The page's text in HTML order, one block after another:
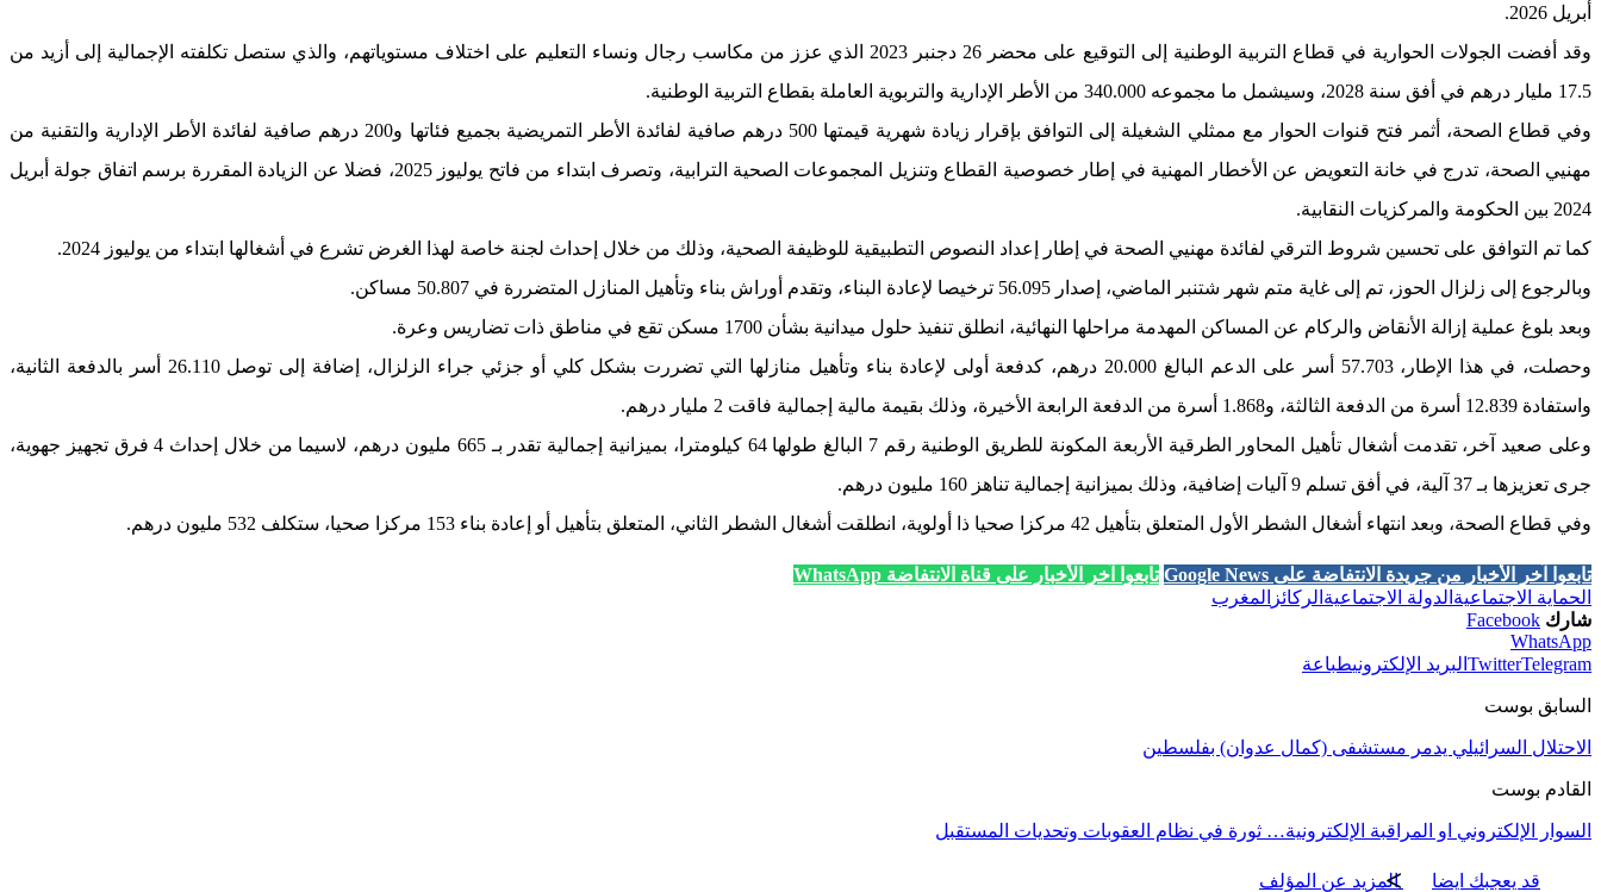
أبريل 2026.
وقد أفضت الجولات الحوارية في قطاع التربية الوطنية إلى التوقيع على محضر 26 دجنبر 2023 الذي عزز من مكاسب رجال ونساء التعليم على اختلاف مستوياتهم، والذي ستصل تكلفته الإجمالية إلى أزيد من
17.5 مليار درهم في أفق سنة 2028، وسيشمل ما مجموعه 340.000 من الأطر الإدارية والتربوية العاملة بقطاع التربية الوطنية.
وفي قطاع الصحة، أثمر فتح قنوات الحوار مع ممثلي الشغيلة إلى التوافق بإقرار زيادة شهرية قيمتها 500 درهم صافية لفائدة الأطر التمريضية بجميع فئاتها و200 درهم صافية لفائدة الأطر الإدارية والتقنية من
مهنيي الصحة، تدرج في خانة التعويض عن الأخطار المهنية في إطار خصوصية القطاع وتنزيل المجموعات الصحية الترابية، وتصرف ابتداء من فاتح يوليوز 2025، فضلا عن الزيادة المقررة برسم اتفاق جولة أبريل
2024 بين الحكومة والمركزيات النقابية.
كما تم التوافق على تحسين شروط الترقي لفائدة مهنيي الصحة في إطار إعداد النصوص التطبيقية للوظيفة الصحية، وذلك من خلال إحداث لجنة خاصة لهذا الغرض تشرع في أشغالها ابتداء من يوليوز 2024.
وبالرجوع إلى زلزال الحوز، تم إلى غاية متم شهر شتنبر الماضي، إصدار 56.095 ترخيصا لإعادة البناء، وتقدم أوراش بناء وتأهيل المنازل المتضررة في 50.807 مساكن.
وبعد بلوغ عملية إزالة الأنقاض والركام عن المساكن المهدمة مراحلها النهائية، انطلق تنفيذ حلول ميدانية بشأن 1700 مسكن تقع في مناطق ذات تضاريس وعرة.
وحصلت، في هذا الإطار، 57.703 أسر على الدعم البالغ 20.000 درهم، كدفعة أولى لإعادة بناء وتأهيل منازلها التي تضررت بشكل كلي أو جزئي جراء الزلزال، إضافة إلى توصل 26.110 أسر بالدفعة الثانية،
واستفادة 12.839 أسرة من الدفعة الثالثة، و1.868 أسرة من الدفعة الرابعة الأخيرة، وذلك بقيمة مالية إجمالية فاقت 2 مليار درهم.
وعلى صعيد آخر، تقدمت أشغال تأهيل المحاور الطرقية الأربعة المكونة للطريق الوطنية رقم 7 البالغ طولها 64 كيلومترا، بميزانية إجمالية تقدر بـ 665 مليون درهم، لاسيما من خلال إحداث 4 فرق تجهيز جهوية،
جرى تعزيزها بـ 37 آلية، في أفق تسلم 9 آليات إضافية، وذلك بميزانية إجمالية تناهز 160 مليون درهم.
وفي قطاع الصحة، وبعد انتهاء أشغال الشطر الأول المتعلق بتأهيل 42 مركزا صحيا ذا أولوية، انطلقت أشغال الشطر الثاني، المتعلق بتأهيل أو إعادة بناء 153 مركزا صحيا، ستكلف 532 مليون درهم.
تابعوا آخر الأخبار من جريدة الانتفاضة على Google News
تابعوا آخر الأخبار على قناة الانتفاضة WhatsApp
الحماية الاجتماعية الدولة الاجتماعية الركائز المغرب
شارك Facebook
WhatsApp
TwitterTelegram البريد الإلكترونيطباعة
السابق بوست
الاحتلال السرائيلي يدمر مستشفى (كمال عدوان) بفلسطين
القادم بوست
السوار الإلكتروني او المراقبة الإلكترونية… ثورة في نظام العقوبات وتحديات المستقبل
قد يعجبك ايضا
المزيد عن المؤلف